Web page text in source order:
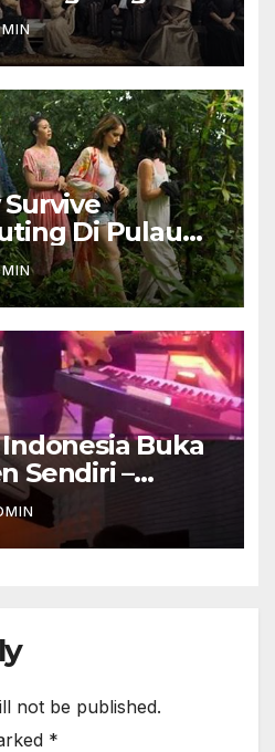
Di Pulau
Dari 12
Buka
Sendiri –
Brand
not be published.
*